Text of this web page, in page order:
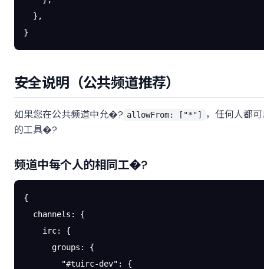
  },
}
安全说明（公共频道推荐）
如果您在公共频道中允�? allowFrom: ["*"]
，任何人都
的工具�?
频道中每个人的相同工�?
{
  channels
: {
    irc
: {
      groups
: {
        "#tuirc-dev"
: {